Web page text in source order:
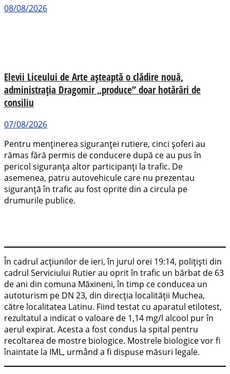
08/08/2026
Elevii Liceului de Arte așteaptă o clădire nouă,
administrația Dragomir „produce” doar hotărâri de
consiliu
07/08/2026
Pentru menținerea siguranței rutiere, cinci șoferi au
rămas fără permis de conducere după ce au pus în
pericol siguranța altor participanți la trafic. De
asemenea, patru autovehicule care nu prezentau
siguranță în trafic au fost oprite din a circula pe
drumurile publice.
În cadrul acțiunilor de ieri, în jurul orei 19:14, polițiști din
cadrul Serviciului Rutier au oprit în trafic un bărbat de 63
de ani din comuna Măxineni, în timp ce conducea un
autoturism pe DN 23, din direcția localității Muchea,
către localitatea Latinu. Fiind testat cu aparatul etilotest,
rezultatul a indicat o valoare de 1,14 mg/l alcool pur în
aerul expirat. Acesta a fost condus la spital pentru
recoltarea de mostre biologice. Mostrele biologice vor fi
înaintate la IML, urmând a fi dispuse măsuri legale.